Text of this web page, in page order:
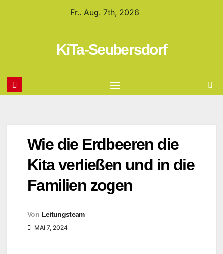
Fr.. Aug. 7th, 2026
KiTa-Seubersdorf
Wie die Erdbeeren die
Kita verließen und in die
Familien zogen
Von Leitungsteam
MAI 7, 2024